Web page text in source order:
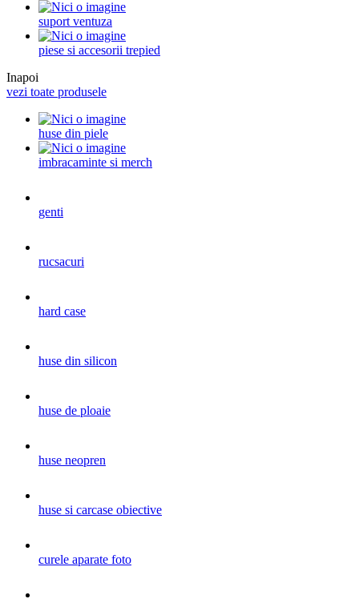
suport ventuza
piese si accesorii trepied
Inapoi
vezi toate produsele
huse din piele
imbracaminte si merch
genti
rucsacuri
hard case
huse din silicon
huse de ploaie
huse neopren
huse si carcase obiective
curele aparate foto